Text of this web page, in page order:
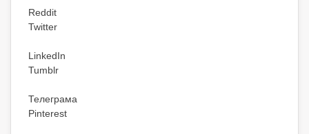
Reddit
Twitter
LinkedIn
Tumblr
Телеграма
Pinterest